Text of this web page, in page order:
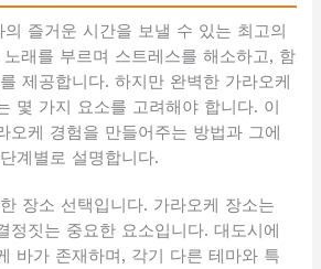
의 즐거운 시간을 보낼 수 있는 최고의
래를 부르며 스트레스를 해소하고, 함
제공합니다. 하지만 완벽한 가라오케
몇 가지 요소를 고려해야 합니다. 이
오케 경험을 만들어주는 방법과 그에
계별로 설명합니다.
장소 선택입니다. 가라오케 장소는
정짓는 중요한 요소입니다. 대도시에
바가 존재하며, 각기 다른 테마와 특